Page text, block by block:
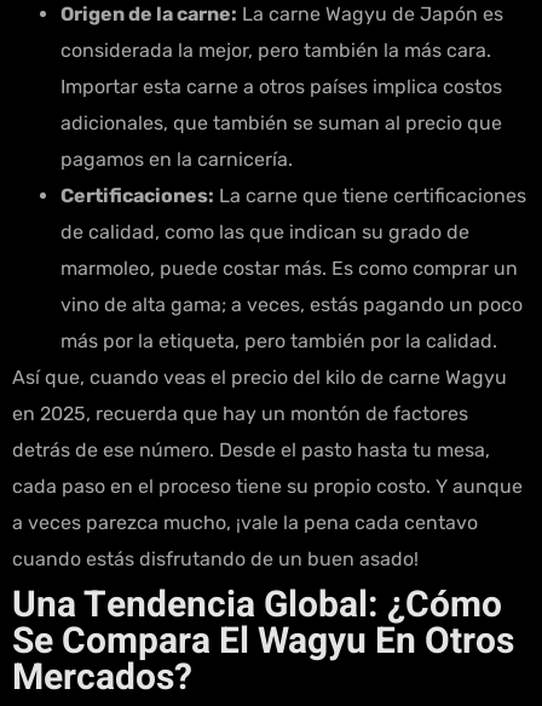
Origen de la carne: La carne Wagyu de Japón es
considerada la mejor, pero también la más cara.
Importar esta carne a otros países implica costos
adicionales, que también se suman al precio que
pagamos en la carnicería.
Certificaciones: La carne que tiene certificaciones
de calidad, como las que indican su grado de
marmoleo, puede costar más. Es como comprar un
vino de alta gama; a veces, estás pagando un poco
más por la etiqueta, pero también por la calidad.
Así que, cuando veas el precio del kilo de carne Wagyu
en 2025, recuerda que hay un montón de factores
detrás de ese número. Desde el pasto hasta tu mesa,
cada paso en el proceso tiene su propio costo. Y aunque
a veces parezca mucho, ¡vale la pena cada centavo
cuando estás disfrutando de un buen asado!
Una Tendencia Global: ¿Cómo
Se Compara El Wagyu En Otros
Mercados?